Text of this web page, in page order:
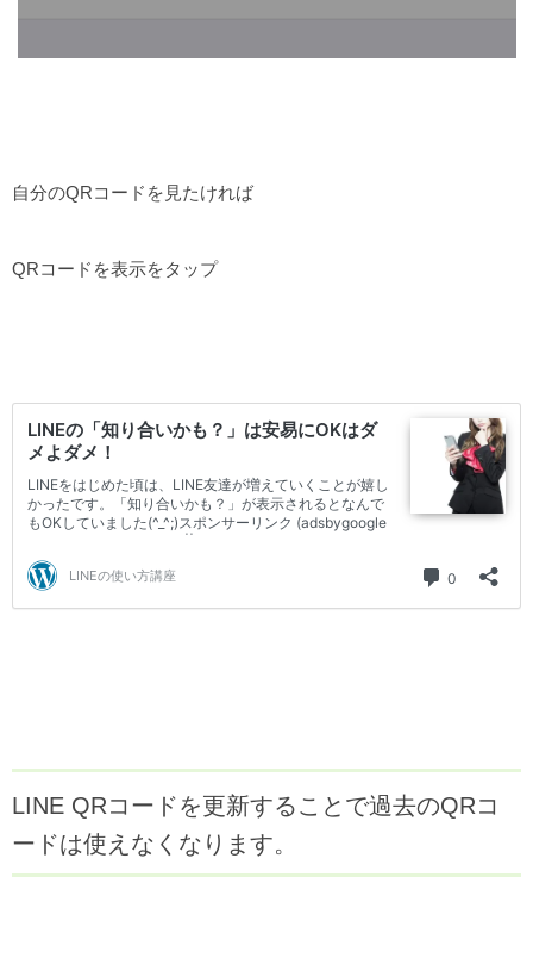
自分のQRコードを見たければ
QRコードを表示をタップ
LINE QRコードを更新することで過去のQRコ
ードは使えなくなります。